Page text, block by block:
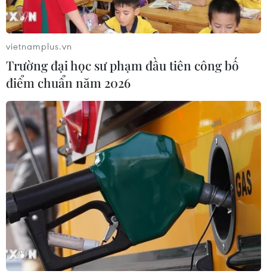
dưới chân rừng Đèo Cả, sau đó bùng phát và lan
nhanh trên diện tích 6ha là đất trống với nhiều cây bụi
và lau lách.
Một nửa rừng tràm U Minh Hạ đang ở
vietnamplus.vn
Trường đại học sư phạm đầu tiên công bố
điểm chuẩn năm 2026